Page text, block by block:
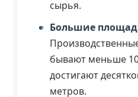
сырья.
Большие
бывают меньше
достигают
метров.